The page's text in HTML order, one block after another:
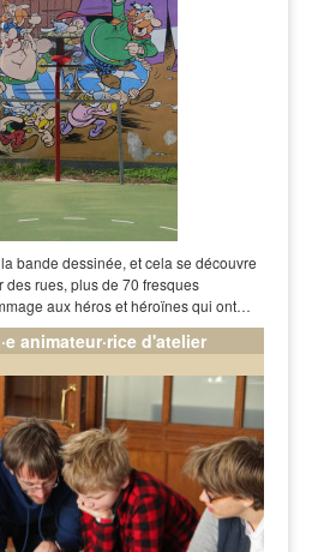
bande dessinée, et cela se découvre
des rues, plus de 70 fresques
aux héros et héroïnes qui ont…
animateur·rice d'atelier